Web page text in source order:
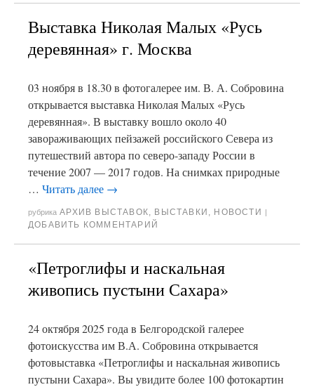
Выставка Николая Малых «Русь
деревянная» г. Москва
03 ноября в 18.30 в фотогалерее им. В. А. Собровина
открывается выставка Николая Малых «Русь
деревянная». В выставку вошло около 40
завораживающих пейзажей российского Севера из
путешествий автора по северо-западу России в
течение 2007 — 2017 годов. На снимках природные
… Читать далее →
рубрика АРХИВ ВЫСТАВОК, ВЫСТАВКИ , НОВОСТИ |
ДОБАВИТЬ КОММЕНТАРИЙ
«Петроглифы и наскальная
живопись пустыни Сахара»
24 октября 2025 года в Белгородской галерее
фотоискусства им В.А. Собровина открывается
фотовыставка «Петроглифы и наскальная живопись
пустыни Сахара». Вы увидите более 100 фотокартин